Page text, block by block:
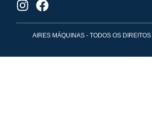
AIRES MÁQUINAS - TODOS OS